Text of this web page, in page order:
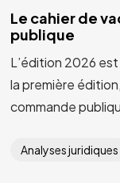
Le cahier de
publique
L’édition 2026
la première
commande
Analyses juridiques